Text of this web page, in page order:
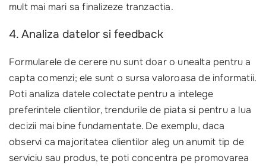
mult mai mari sa finalizeze tranzactia.
4. Analiza datelor si feedback
Formularele de cerere nu sunt doar o unealta pentru a
capta comenzi; ele sunt o sursa valoroasa de informatii.
Poti analiza datele colectate pentru a intelege
preferintele clientilor, trendurile de piata si pentru a lua
decizii mai bine fundamentate. De exemplu, daca
observi ca majoritatea clientilor aleg un anumit tip de
serviciu sau produs, te poti concentra pe promovarea